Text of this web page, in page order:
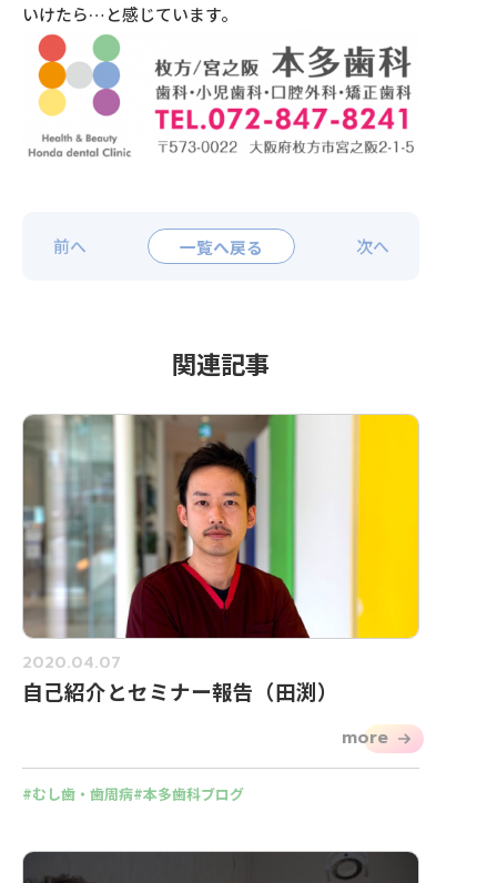
いけたら…と感じています。
前へ 一覧へ戻る 次へ
関連記事
2020.04.07
自己紹介とセミナー報告（田渕）
more
むし歯・歯周病 本多歯科ブログ